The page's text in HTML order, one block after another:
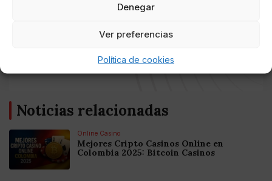
Denegar
Ver preferencias
Política de cookies
VecoVet
Poeta, Músico y Escritor
Noticias relacionadas
Online Casino
Mejores Cripto Casinos Online en
Colombia 2025: Bitcoin Casinos